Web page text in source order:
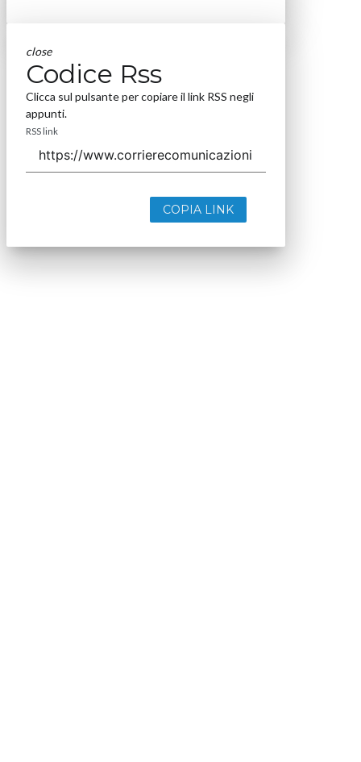
close
Codice Rss
Clicca sul pulsante per copiare il link RSS negli
appunti.
RSS link
COPIA LINK